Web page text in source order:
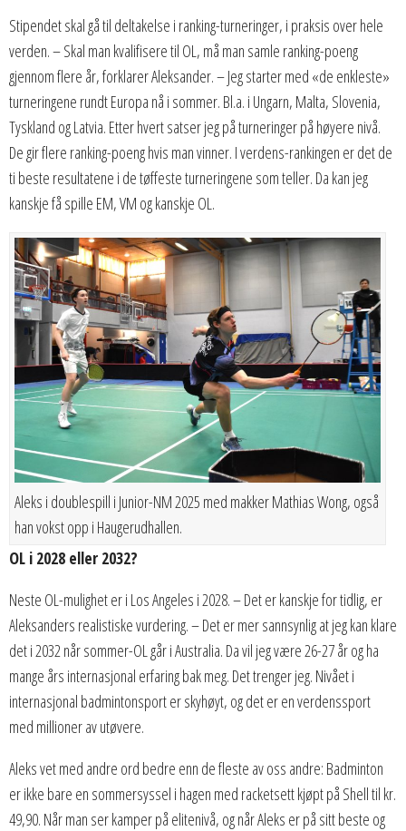
Stipendet skal gå til deltakelse i ranking-turneringer, i praksis over hele
verden. – Skal man kvalifisere til OL, må man samle ranking-poeng
gjennom flere år, forklarer Aleksander. – Jeg starter med «de enkleste»
turneringene rundt Europa nå i sommer. Bl.a. i Ungarn, Malta, Slovenia,
Tyskland og Latvia. Etter hvert satser jeg på turneringer på høyere nivå.
De gir flere ranking-poeng hvis man vinner. I verdens-rankingen er det de
ti beste resultatene i de tøffeste turneringene som teller. Da kan jeg
kanskje få spille EM, VM og kanskje OL.
Aleks i doublespill i Junior-NM 2025 med makker Mathias Wong, også
han vokst opp i Haugerudhallen.
OL i 2028 eller 2032?
Neste OL-mulighet er i Los Angeles i 2028. – Det er kanskje for tidlig, er
Aleksanders realistiske vurdering. – Det er mer sannsynlig at jeg kan klare
det i 2032 når sommer-OL går i Australia. Da vil jeg være 26-27 år og ha
mange års internasjonal erfaring bak meg. Det trenger jeg. Nivået i
internasjonal badmintonsport er skyhøyt, og det er en verdenssport
med millioner av utøvere.
Aleks vet med andre ord bedre enn de fleste av oss andre: Badminton
er ikke bare en sommersyssel i hagen med racketsett kjøpt på Shell til kr.
49,90. Når man ser kamper på elitenivå, og når Aleks er på sitt beste og